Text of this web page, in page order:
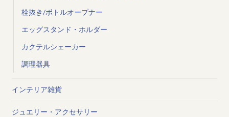
栓抜き/ボトルオープナー
エッグスタンド・ホルダー
カクテルシェーカー
調理器具
インテリア雑貨
ジュエリー・アクセサリー